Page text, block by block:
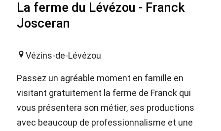
La ferme du Lévézou - Franck
Josceran
Vézins-de-Lévézou
Passez un agréable moment en famille en
visitant gratuitement la ferme de Franck qui
vous présentera son métier, ses productions
avec beaucoup de professionnalisme et une